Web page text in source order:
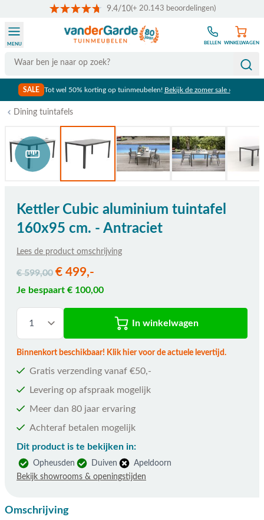
9.4/10(+ 20.143 beoordelingen)
Search
MENU BELLEN WINKELWAGEN
SALE Tot wel 50% korting op tuinmeubelen! Bekijk de zomer sale ›
Dining tuintafels
Kettler Cubic aluminium tuintafel
160x95 cm. - Antraciet
Lees de product omschrijving
€ 599,00 € 499,-
Je bespaart € 100,00
In winkelwagen
Binnenkort beschikbaar! Klik hier voor de actuele levertijd.
Gratis verzending vanaf €50,-
Levering op afspraak mogelijk
Meer dan 80 jaar ervaring
Achteraf betalen mogelijk
Dit product is te bekijken in:
Opheusden Duiven
Apeldoorn
Bekijk showrooms & openingstijden
Omschrijving